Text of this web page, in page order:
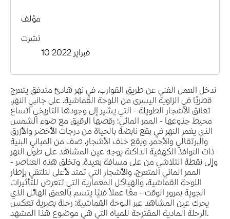
مؤلف
نشرت
10 فبراير 2022
ندخل العمل الفني عن طريق القوارب، في نهر هادئ متدفق يتعرج
قطريًا في الزاوية اليسرى من اللوحة القماشية. على جانبي النهر،
تعانق الأشجار الطويلة - التي يشير إلى وجودها التاريخي اتساع
محيط جذوعها - الممر المائي؛ رقصها الرقيق مع ضوء الشمس
الذي يغمر النهر في بقع نابضة بالحياة من درجات الأخضر والأزرق
والبرتقالي والأحمر. ويقع خلف الأشجار، صف من المباني البنية
ذات النوافذ الكهفية الداكنة يوجه عين المشاهد على طول النهر
وإلى نقطة التلاشي من على مسافة بعيدة. وتخلق هذه العناصر -
الممر المائي المتعرج، والأشجار التي تمتد لأعلى لتلتقي بإطار
اللوحة القماشية، والهياكل المعمارية التي تتعرض للتأثيرات
الجوية بمرور الوقت - معًا عملاً فنيًا يتسم بالعمق الهائل الذي
يحرك عين المشاهد عبر اللوحة القماشية: رحلة بصرية تعكس
الرحلة المادية المقترحة للمياه التي هي موضوع هذا المشهد.